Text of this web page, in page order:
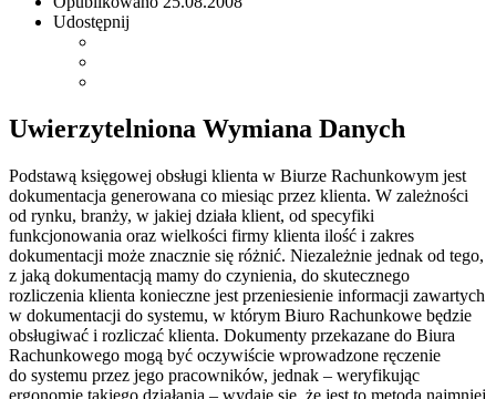
Udostępnij
Uwierzytelniona Wymiana Danych
Podstawą księgowej obsługi klienta w Biurze Rachunkowym jest
dokumentacja generowana co miesiąc przez klienta. W zależności
od rynku, branży, w jakiej działa klient, od specyfiki
funkcjonowania oraz wielkości firmy klienta ilość i zakres
dokumentacji może znacznie się różnić. Niezależnie jednak od tego,
z jaką dokumentacją mamy do czynienia, do skutecznego
rozliczenia klienta konieczne jest przeniesienie informacji zawartych
w dokumentacji do systemu, w którym Biuro Rachunkowe będzie
obsługiwać i rozliczać klienta. Dokumenty przekazane do Biura
Rachunkowego mogą być oczywiście wprowadzone ręczenie
do systemu przez jego pracowników, jednak – weryfikując
ergonomię takiego działania – wydaje się, że jest to metoda najmniej